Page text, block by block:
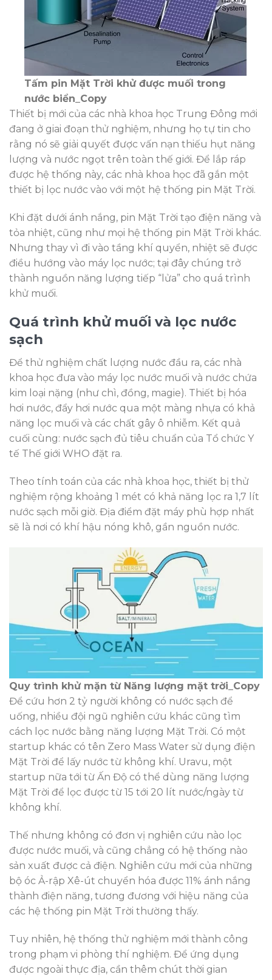
Tấm pin Mặt Trời khử được muối trong
nước biển_Copy
Thiết bị mới của các nhà khoa học Trung Đông mới
đang ở giai đoạn thử nghiệm, nhưng họ tự tin cho
rằng nó sẽ giải quyết được vấn nạn thiếu hụt năng
lượng và nước ngọt trên toàn thế giới. Để lắp ráp
được hệ thống này, các nhà khoa học đã gắn một
thiết bị lọc nước vào với một hệ thống pin Mặt Trời.
Khi đặt dưới ánh nắng, pin Mặt Trời tạo điện năng và
tỏa nhiệt, cũng như mọi hệ thống pin Mặt Trời khác.
Nhưng thay vì đi vào tầng khí quyển, nhiệt sẽ được
điều hướng vào máy lọc nước; tại đây chúng trở
thành nguồn năng lượng tiếp “lửa” cho quá trình
khử muối.
Quá trình khử muối và lọc nước
sạch
Để thử nghiệm chất lượng nước đầu ra, các nhà
khoa học đưa vào máy lọc nước muối và nước chứa
kim loại nặng (như chì, đồng, magie). Thiết bị hóa
hơi nước, đẩy hơi nước qua một màng nhựa có khả
năng lọc muối và các chất gây ô nhiễm. Kết quả
cuối cùng: nước sạch đủ tiêu chuẩn của Tổ chức Y
tế Thế giới WHO đặt ra.
Theo tính toán của các nhà khoa học, thiết bị thử
nghiệm rộng khoảng 1 mét có khả năng lọc ra 1,7 lít
nước sạch mỗi giờ. Địa điểm đặt máy phù hợp nhất
sẽ là nơi có khí hậu nóng khô, gần nguồn nước.
Quy trình khử mặn từ Năng lượng mặt trời_Copy
Để cứu hơn 2 tỷ người không có nước sạch để
uống, nhiều đội ngũ nghiên cứu khác cũng tìm
cách lọc nước bằng năng lượng Mặt Trời. Có một
startup khác có tên Zero Mass Water sử dụng điện
Mặt Trời để lấy nước từ không khí. Uravu, một
startup nữa tới từ Ấn Độ có thể dùng năng lượng
Mặt Trời để lọc được từ 15 tới 20 lít nước/ngày từ
không khí.
Thế nhưng không có đơn vị nghiên cứu nào lọc
được nước muối, và cũng chẳng có hệ thống nào
sản xuất được cả điện. Nghiên cứu mới của những
bộ óc Ả-rập Xê-út chuyển hóa được 11% ánh nắng
thành điện năng, tương đương với hiệu năng của
các hệ thống pin Mặt Trời thường thấy.
Tuy nhiên, hệ thống thử nghiệm mới thành công
trong phạm vi phòng thí nghiệm. Để ứng dụng
được ngoài thực địa, cần thêm chút thời gian